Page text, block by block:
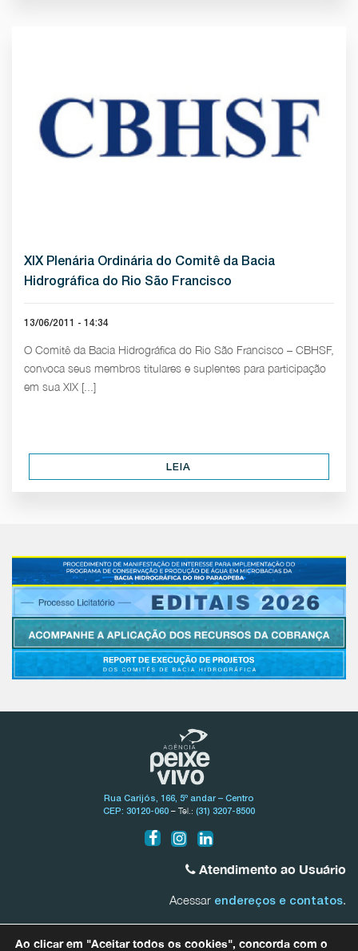
XIX Plenária Ordinária do Comitê da Bacia
Hidrográfica do Rio São Francisco
13/06/2011 - 14:34
O Comitê da Bacia Hidrográfica do Rio São Francisco – CBHSF,
convoca seus membros titulares e suplentes para participação
em sua XIX [...]
LEIA
Rua Carijós, 166, 5º andar – Centro
CEP: 30120-060 – Tel.: (31) 3207-8500
Atendimento ao Usuário
Acessar endereços e contatos.
Ao clicar em "Aceitar todos os cookies", concorda com o